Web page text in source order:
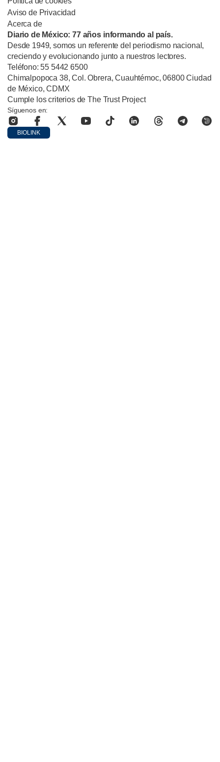
Aviso de Privacidad
Acerca de
Diario de México: 77 años informando al país.
Desde 1949, somos un referente del periodismo nacional,
creciendo y evolucionando junto a nuestros lectores.
Teléfono: 55 5442 6500
Chimalpopoca 38, Col. Obrera, Cuauhtémoc, 06800 Ciudad
de México, CDMX
Cumple los criterios de The Trust Project
Síguenos en:
BIOLINK